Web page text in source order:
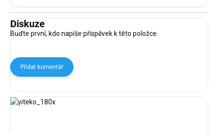
Diskuze
Buďte první, kdo napíše příspěvek k této položce.
Přidat komentář